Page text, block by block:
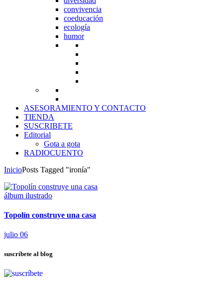
convivencia
coeducación
ecología
humor
ASESORAMIENTO Y CONTACTO
TIENDA
SUSCRIBETE
Editorial
Gota a gota
RADIOCUENTO
InicioPosts Tagged "ironía"
álbum ilustrado
Topolín construye una casa
julio 06
suscríbete al blog